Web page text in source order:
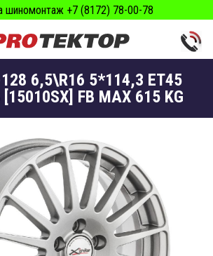
шиномонтаж +7 (8172) 78-00-78
128 6,5\R16 5*114,3 ET45
[15010SX] FB MAX 615 KG